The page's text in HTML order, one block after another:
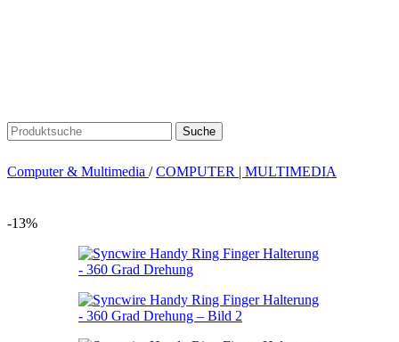
Suche
Computer & Multimedia / COMPUTER | MULTIMEDIA
-13%